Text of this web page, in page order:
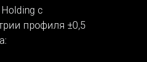
с
профиля ±0,5